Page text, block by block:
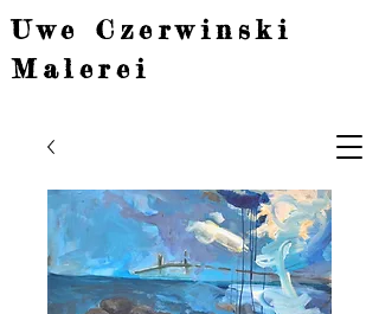
Uwe Czerwinski
Malerei